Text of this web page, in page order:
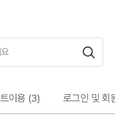
검색
이용 (3) 로그인 및 회